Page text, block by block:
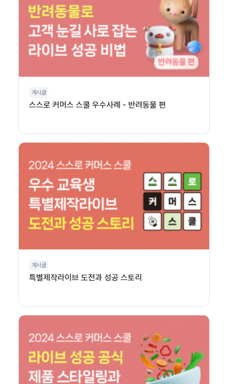
게시글
스스로 커머스 스쿨 우수사례 - 반려동물 편
게시글
특별제작라이브 도전과 성공 스토리